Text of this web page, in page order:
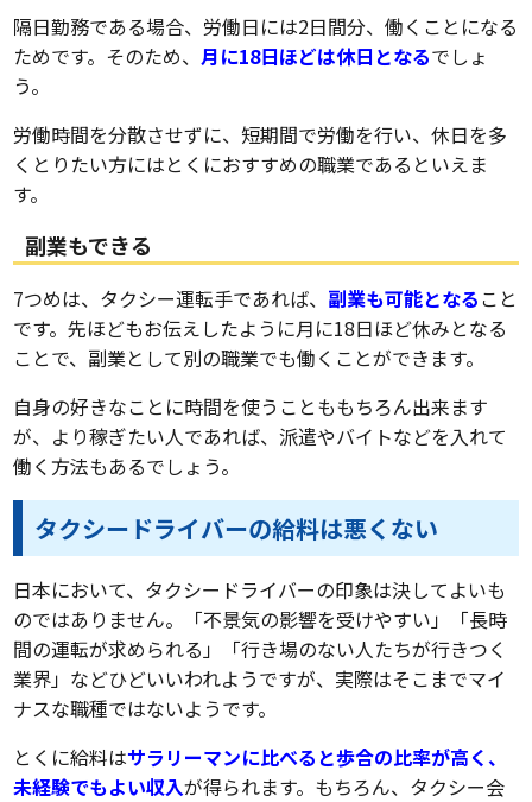
隔日勤務である場合、労働日には2日間分、働くことになる
ためです。そのため、月に18日ほどは休日となるでしょ
う。
労働時間を分散させずに、短期間で労働を行い、休日を多
くとりたい方にはとくにおすすめの職業であるといえま
す。
副業もできる
7つめは、タクシー運転手であれば、 副業も可能となる こと
です。先ほどもお伝えしたように月に18日ほど休みとなる
ことで、副業として別の職業でも働くことができます。
自身の好きなことに時間を使うことももちろん出来ます
が、より稼ぎたい人であれば、派遣やバイトなどを入れて
働く方法もあるでしょう。
タクシードライバーの給料は悪くない
日本において、タクシードライバーの印象は決してよいも
のではありません。「不景気の影響を受けやすい」「長時
間の運転が求められる」「行き場のない人たちが行きつく
業界」などひどいいわれようですが、実際はそこまでマイ
ナスな職種ではないようです。
とくに給料はサラリーマンに比べると歩合の比率が高く、
未経験でもよい収入が得られます。もちろん、タクシー会